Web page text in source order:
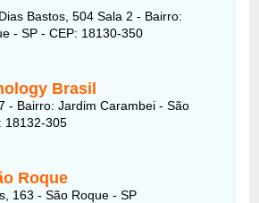
Bastos, 504 Sala 2 - Bairro:
- SP - CEP: 18130-350
Brasil
- Bairro: Jardim Carambei - São
18132-305
Roque
163 - São Roque - SP